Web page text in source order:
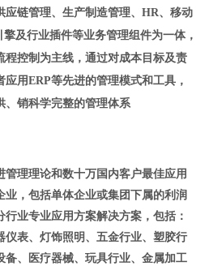
应链管理、生产制造管理、HR、移动
及行业插件等业务管理组件为一体，
程控制为主线，通过对成本目标及责
用ERP等先进的管理模式和工具，
、销科学完整的管理体系
理理论和数十万国内客户最佳应用
，包括单体企业或集团下属的利润
业专业应用方案解决方案，包括：
仪表、灯饰照明、五金行业、塑胶行
备、医疗器械、玩具行业、金属加工